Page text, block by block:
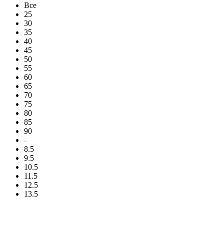
Все
25
30
35
40
45
50
55
60
65
70
75
80
85
90
-
8.5
9.5
10.5
11.5
12.5
13.5